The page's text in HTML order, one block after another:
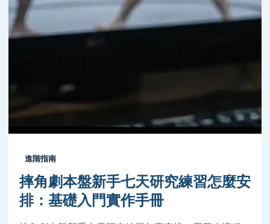
進階指南
摔角劇本盤新手七天研究練習怎麼安
排：基礎入門實作手冊